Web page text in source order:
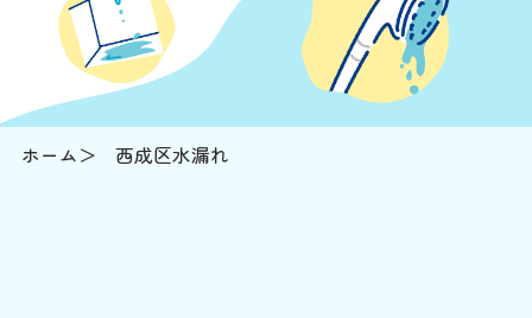
ホーム 西成区水漏れ